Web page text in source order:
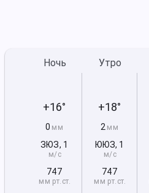
Ночь
+16°
0 мм
ЗЮЗ, 1
м/с
747
мм рт.ст.
Утро
+18°
2 мм
ЮЮЗ, 1
м/с
747
мм рт.ст.